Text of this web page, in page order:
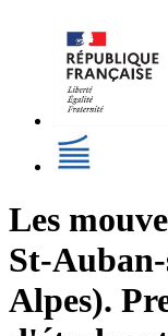
Les
St-
Alpes).